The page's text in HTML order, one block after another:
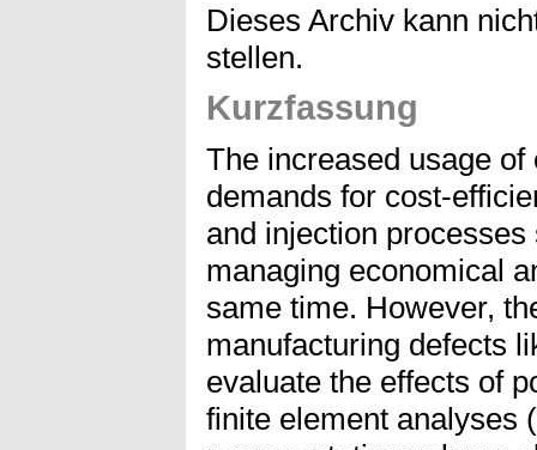
Dieses Archiv kann
stellen.
Kurzfassung
The increased usage
demands for cost-
and injection
managing economical
same time. However,
manufacturing defects
evaluate the effects of
finite element analyses